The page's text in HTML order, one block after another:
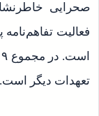
صحرایی
فعالیت
تعهدات دیگر